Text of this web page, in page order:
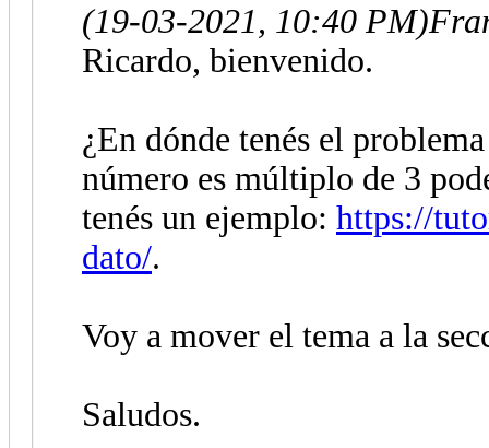
(19-03-2021, 10:40 PM)
Ricardo, bienvenido.
¿En dónde tenés el
número es múltiplo de 3
tenés un ejemplo: https://
dato/.
Voy a mover el tema a la
Saludos.